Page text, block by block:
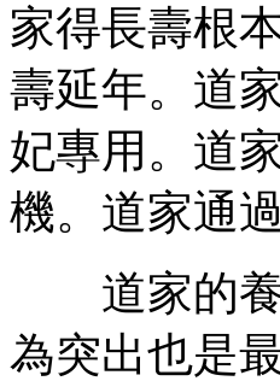
家得長壽根
壽延年。道
妃專用。道
機。道家通
道家的養
為突出也是